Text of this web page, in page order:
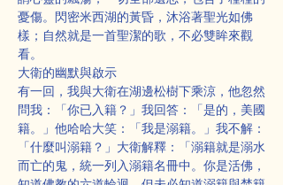
憂傷。閃密米西湖的黃昏，沐浴著聖光如佛
樣；自然就是一首聖潔的歌，不必雙眸來觀
看。
大衛的幽默與啟示
有一回，我與大衛在湖邊松樹下乘涼，他忽然
問我：「你已入籍？」我回答：「是的，美國
籍。」他哈哈大笑：「我是溺籍。」我不解：
「什麼叫溺籍？」大衛解釋：「溺籍就是溺水
而亡的鬼，統一列入溺籍名冊中。你是活佛，